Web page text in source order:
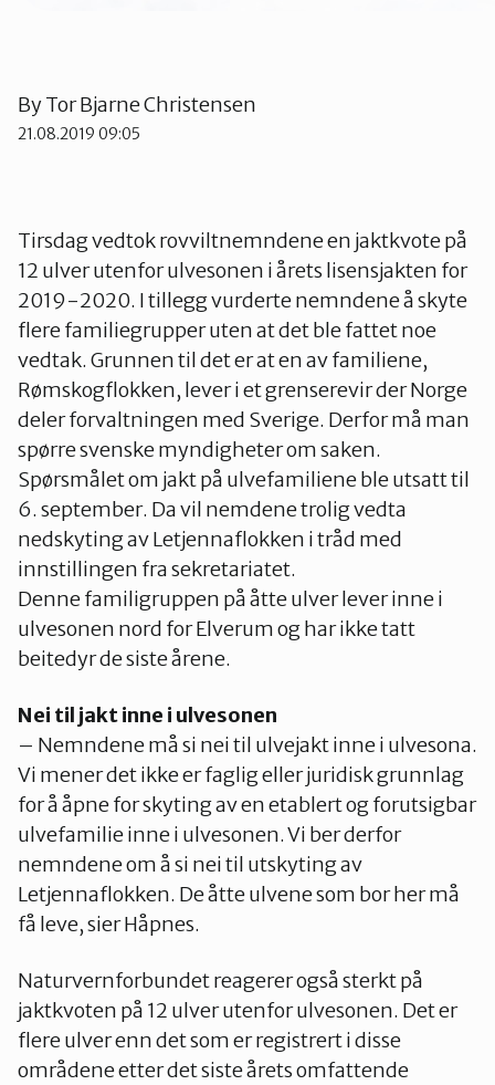
Østfold
Rogaland
ByTor Bjarne Christensen
21.08.2019 09:05
Tirsdag vedtok rovviltnemndene en jaktkvote på
12 ulver utenfor ulvesonen i årets lisensjakten for
2019-2020. I tillegg vurderte nemndene å skyte
flere familiegrupper uten at det ble fattet noe
vedtak. Grunnen til det er at en av familiene,
Rømskogflokken, lever i et grenserevir der Norge
deler forvaltningen med Sverige. Derfor må man
spørre svenske myndigheter om saken.
Spørsmålet om jakt på ulvefamiliene ble utsatt til
6. september. Da vil nemdene trolig vedta
nedskyting av Letjennaflokken i tråd med
innstillingen fra sekretariatet.
Denne familigruppen på åtte ulver lever inne i
ulvesonen nord for Elverum og har ikke tatt
beitedyr de siste årene.
Nei til jakt inne i ulvesonen
– Nemndene må si nei til ulvejakt inne i ulvesona.
Vi mener det ikke er faglig eller juridisk grunnlag
for å åpne for skyting av en etablert og forutsigbar
ulvefamilie inne i ulvesonen. Vi ber derfor
nemndene om å si nei til utskyting av
Letjennaflokken. De åtte ulvene som bor her må
få leve, sier Håpnes.
Naturvernforbundet reagerer også sterkt på
jaktkvoten på 12 ulver utenfor ulvesonen. Det er
flere ulver enn det som er registrert i disse
områdene etter det siste årets omfattende